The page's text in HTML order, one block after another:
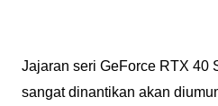
Jajaran seri GeForce RTX 40
sangat dinantikan akan